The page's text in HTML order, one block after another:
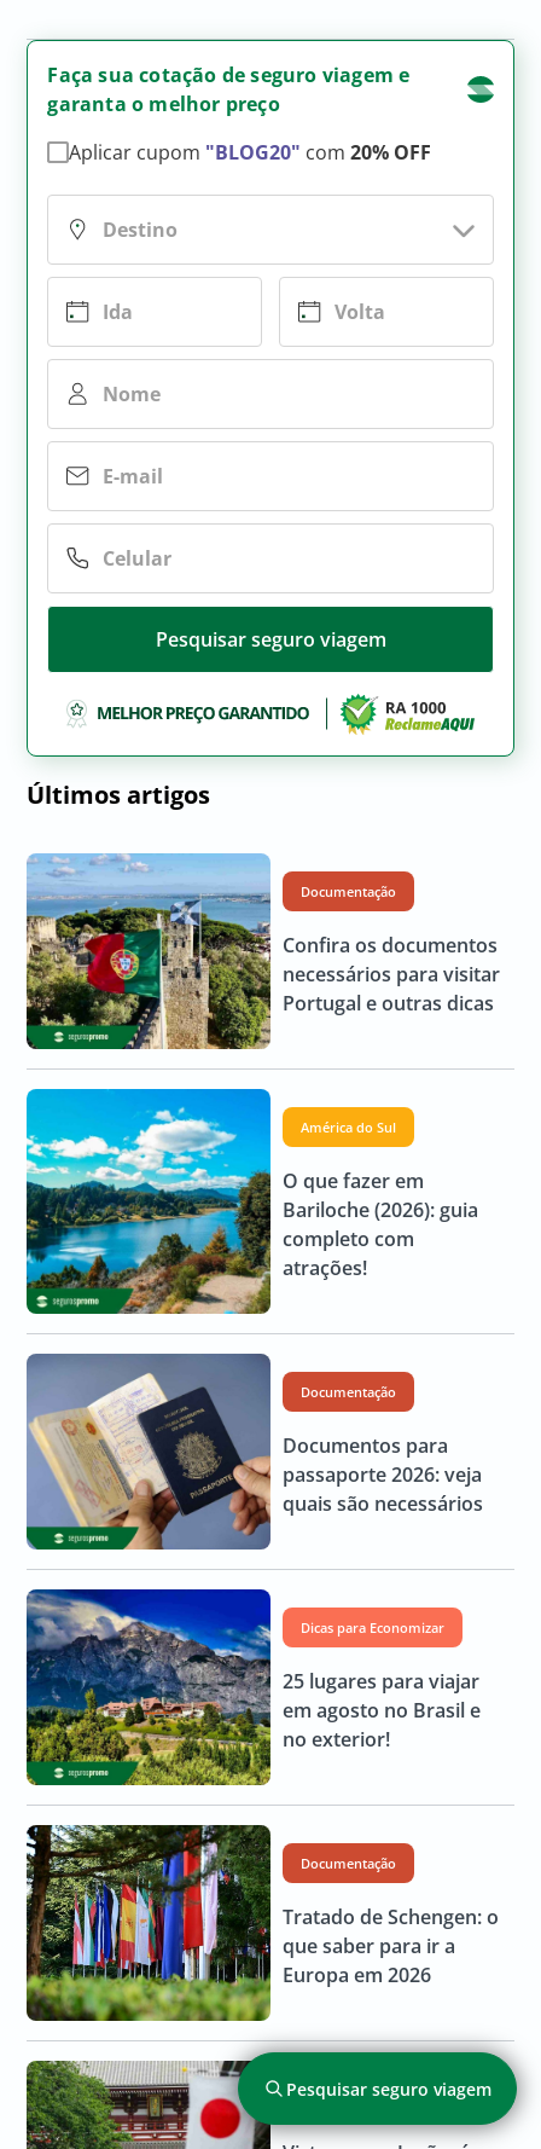
Faça sua cotação de seguro viagem e
garanta o melhor preço
Aplicar cupom "BLOG20" com20% OFF
Pesquisar seguro viagem
Últimos artigos
Documentação
Confira os documentos
necessários para visitar
Portugal e outras dicas
América do Sul
O que fazer em
Bariloche (2026): guia
completo com
atrações!
Documentação
Documentos para
passaporte 2026: veja
quais são necessários
Dicas para Economizar
25 lugares para viajar
em agosto no Brasil e
no exterior!
Documentação
Tratado de Schengen: o
que saber para ir a
Europa em 2026
Ásia
Pesquisar seguro viagem